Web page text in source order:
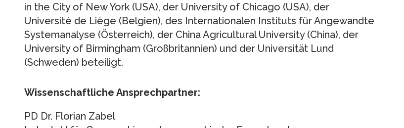
in the City of New York (USA), der University of Chicago (USA), der
Université de Liège (Belgien), des Internationalen Instituts für Angewandte
Systemanalyse (Österreich), der China Agricultural University (China), der
University of Birmingham (Großbritannien) und der Universität Lund
(Schweden) beteiligt.
Wissenschaftliche Ansprechpartner:
PD Dr. Florian Zabel